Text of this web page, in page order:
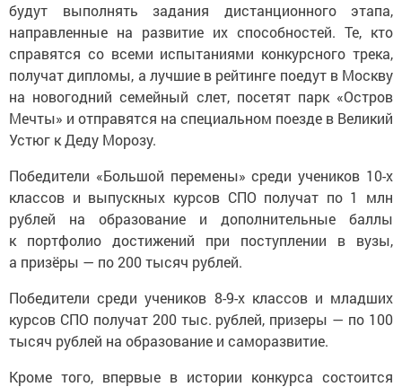
будут выполнять задания дистанционного этапа,
направленные на развитие их способностей. Те, кто
справятся со всеми испытаниями конкурсного трека,
получат дипломы, а лучшие в рейтинге поедут в Москву
на новогодний семейный слет, посетят парк «Остров
Мечты» и отправятся на специальном поезде в Великий
Устюг к Деду Морозу.
Победители «Большой перемены» среди учеников 10-х
классов и выпускных курсов СПО получат по 1 млн
рублей на образование и дополнительные баллы
к портфолио достижений при поступлении в вузы,
а призёры — по 200 тысяч рублей.
Победители среди учеников 8-9-х классов и младших
курсов СПО получат 200 тыс. рублей, призеры — по 100
тысяч рублей на образование и саморазвитие.
Кроме того, впервые в истории конкурса состоится